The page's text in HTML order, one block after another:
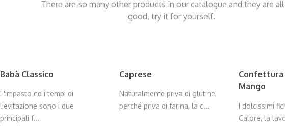
There are so many other products in our catalogue and they are
good, try it for yourself.
Babà Classico
L'impasto ed i tempi di
lievitazione sono i due
principali f...
Caprese
Naturalmente priva di glutine,
perché priva di farina, la c...
Confettura
Mango
I dolcissimi
Calore, la